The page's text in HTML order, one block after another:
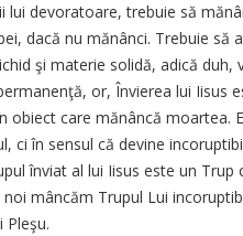
lui devoratoare, trebuie să
dacă nu mănânci. Trebuie
şi materie solidă, adică
or, Învierea lui Iisus
obiect care mănâncă moartea.
ci în sensul că devine
înviat al lui Iisus este un
mâncăm Trupul Lui
Pleşu.